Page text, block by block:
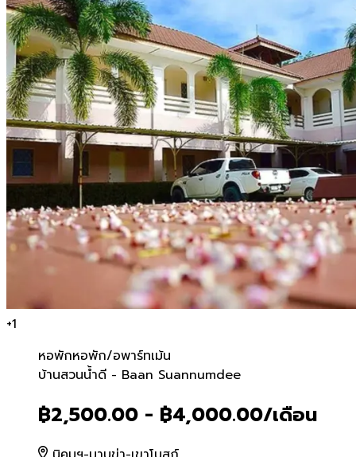
+1
หอพักหอพัก/อพาร์ทเม้น
บ้านสวนน้ำดี - Baan
บ้านสวนน้ำดี - Baan Suannumdee
฿2,500.00 - ฿4,000.00/เดือน